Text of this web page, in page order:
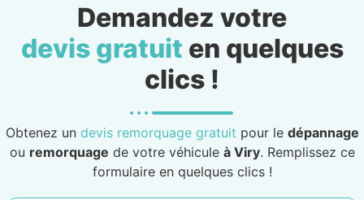
Demandez votre
devis gratuit en quelques
clics !
Obtenez un devis remorquage gratuit pour le dépannage
ou remorquage de votre véhicule à Viry. Remplissez ce
formulaire en quelques clics !